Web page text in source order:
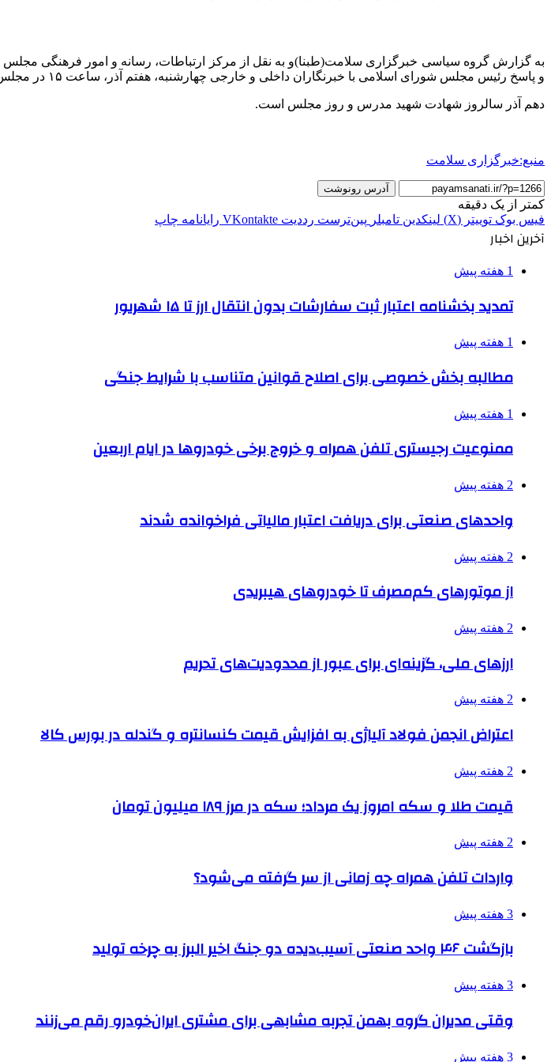
به گزارش گروه سیاسی خبرگزاری سلامت(طبنا)و به نقل از مرکز ارتباطات، رسانه و امور فرهنگی
و پاسخ رئیس مجلس شورای اسلامی با خبرنگاران داخلی و خارجی چهارشنبه، هفتم آذر، ساعت ۱۵ در مجلس برگزار می‌شود.
دهم آذر سالروز شهادت شهید مدرس و روز مجلس است.
منبع:خبرگزاری سلامت
آدرس رونوشت
کمتر از یک دقیقه
فیس بوک توییتر (X) لینکدین ‫تامبلر ‫پین‌ترست ‫رددیت ‫VKontakte رایانامه چاپ
آخرین اخبار
1 هفته پیش
تمدید بخشنامه اعتبار ثبت سفارشات بدون انتقال ارز تا ۱۵ شهریور
1 هفته پیش
مطالبه بخش خصوصی برای اصلاح قوانین متناسب با شرایط جنگی
1 هفته پیش
ممنوعیت رجیستری تلفن همراه و خروج برخی خودروها در ایام اربعین
2 هفته پیش
واحدهای صنعتی برای دریافت اعتبار مالیاتی فراخوانده شدند
2 هفته پیش
از موتورهای کم‌مصرف تا خودروهای هیبریدی
2 هفته پیش
ارزهای ملی، گزینه‌ای برای عبور از محدودیت‌های تحریم
2 هفته پیش
اعتراض انجمن فولاد آلیاژی به افزایش قیمت کنسانتره و گندله در بورس کالا
2 هفته پیش
قیمت طلا و سکه امروز یک مرداد؛ سکه در مرز ۱۸۹ میلیون تومان
2 هفته پیش
واردات تلفن همراه چه زمانی از سر گرفته می‌شود؟
3 هفته پیش
بازگشت ۴۶ واحد صنعتی آسیب‌دیده دو جنگ اخیر البرز به چرخه تولید
3 هفته پیش
وقتی مدیران گروه بهمن تجربه مشابهی برای مشتری ایران‌خودرو رقم می‌زنند
3 هفته پیش